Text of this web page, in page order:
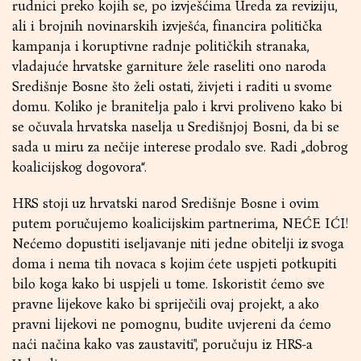
rudnici preko kojih se, po izvješćima Ureda za reviziju,
ali i brojnih novinarskih izvješća, financira politička
kampanja i koruptivne radnje političkih stranaka,
vladajuće hrvatske garniture žele raseliti ono naroda
Središnje Bosne što želi ostati, živjeti i raditi u svome
domu. Koliko je branitelja palo i krvi proliveno kako bi
se očuvala hrvatska naselja u Središnjoj Bosni, da bi se
sada u miru za nečije interese prodalo sve. Radi „dobrog
koalicijskog dogovora“.
HRS stoji uz hrvatski narod Središnje Bosne i ovim
putem poručujemo koalicijskim partnerima, NEĆE IĆI!
Nećemo dopustiti iseljavanje niti jedne obitelji iz svoga
doma i nema tih novaca s kojim ćete uspjeti potkupiti
bilo koga kako bi uspjeli u tome. Iskoristit ćemo sve
pravne lijekove kako bi spriječili ovaj projekt, a ako
pravni lijekovi ne pomognu, budite uvjereni da ćemo
naći načina kako vas zaustaviti", poručuju iz HRS-a